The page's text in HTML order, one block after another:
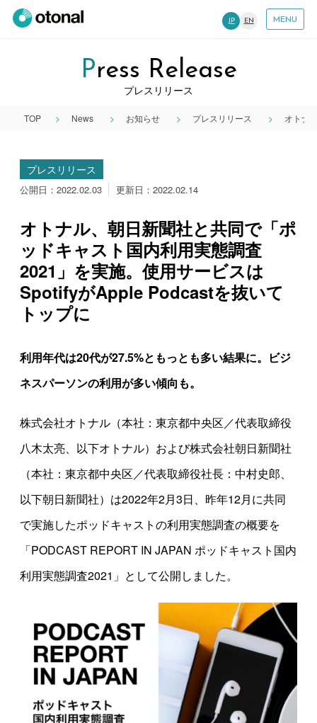
JP EN MENU
Press Release
プレスリリース
TOP News お知らせ プレスリリース オトナ
プレスリリース
公開日：2022.02.03 更新日：2022.02.14
オトナル、朝日新聞社と共同で「ポ
ッドキャスト国内利用実態調査
2021」を実施。使用サービスは
SpotifyがApple Podcastを抜いて
トップに
利用年代は20代が27.5%ともっとも多い結果に。ビジ
ネスパーソンの利用が多い傾向も。
株式会社オトナル（本社：東京都中央区／代表取締役
八木太亮、以下オトナル）および株式会社朝日新聞社
（本社：東京都中央区／代表取締役社長：中村史郎、
以下朝日新聞社）は2022年2月3日、昨年12月に共同
で実施したポッドキャストの利用実態調査の概要を
「PODCAST REPORT IN JAPAN ポッドキャスト国内
利用実態調査2021」として公開しました。